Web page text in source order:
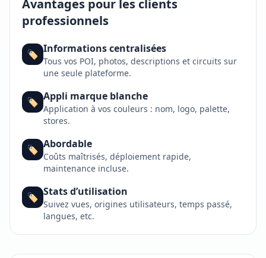
Avantages pour les clients
professionnels
🏷️ Informations centralisées
Tous vos POI, photos, descriptions et circuits sur
une seule plateforme.
🏷️ Appli marque blanche
Application à vos couleurs : nom, logo, palette,
stores.
🏷️ Abordable
Coûts maîtrisés, déploiement rapide,
maintenance incluse.
🏷️ Stats d’utilisation
Suivez vues, origines utilisateurs, temps passé,
langues, etc.